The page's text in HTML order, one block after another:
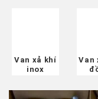
Van xả khí
inox
Van